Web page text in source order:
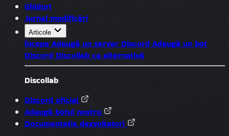
Ghiduri
Jurnal modificări
Articole
Începe Adaugă un server Discord Adaugă un bot
Discord Discollab ca alternativă
Discollab
Discord oficial
Adaugă botul nostru
Documentație dezvoltatori